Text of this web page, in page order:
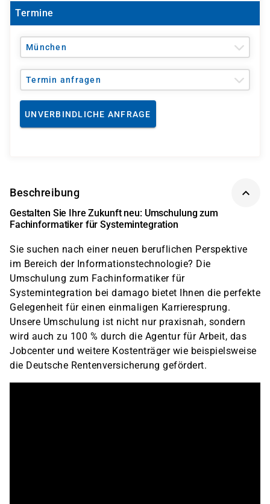
Termine
München
Termin anfragen
UNVERBINDLICHE ANFRAGE
Beschreibung
Gestalten Sie Ihre Zukunft neu: Umschulung zum
Fachinformatiker für Systemintegration
Sie suchen nach einer neuen beruflichen Perspektive
im Bereich der Informationstechnologie? Die
Umschulung zum Fachinformatiker für
Systemintegration bei damago bietet Ihnen die perfekte
Gelegenheit für einen einmaligen Karrieresprung.
Unsere Umschulung ist nicht nur praxisnah, sondern
wird auch zu 100 % durch die Agentur für Arbeit, das
Jobcenter und weitere Kostenträger wie beispielsweise
die Deutsche Rentenversicherung gefördert.